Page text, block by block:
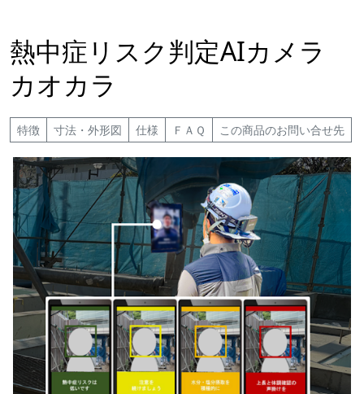
熱中症リスク判定AIカメラ
カオカラ
特徴 寸法・外形図 仕様 ＦＡＱ この商品のお問い合せ先